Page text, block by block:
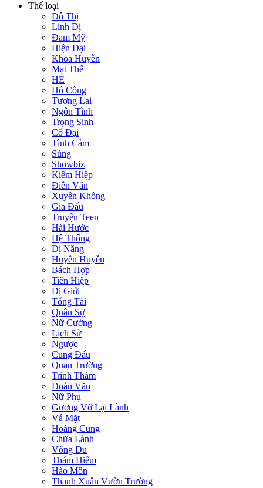
Thể loại
Đô Thị
Linh Dị
Đam Mỹ
Hiện Đại
Khoa Huyễn
Mạt Thế
HE
Hỗ Công
Tương Lai
Ngôn Tình
Trọng Sinh
Cổ Đại
Tình Cảm
Sủng
Showbiz
Kiếm Hiệp
Điền Văn
Xuyên Không
Gia Đấu
Truyện Teen
Hài Hước
Hệ Thống
Dị Năng
Huyền Huyễn
Bách Hợp
Tiên Hiệp
Dị Giới
Tổng Tài
Quân Sự
Nữ Cường
Lịch Sử
Ngược
Cung Đấu
Quan Trường
Trinh Thám
Đoản Văn
Nữ Phụ
Gương Vỡ Lại Lành
Vả Mặt
Hoàng Cung
Chữa Lành
Võng Du
Thám Hiểm
Hào Môn
Thanh Xuân Vườn Trường